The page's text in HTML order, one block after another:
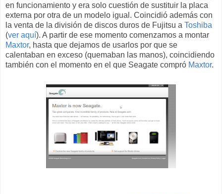
en funcionamiento y era solo cuestión de sustituir la placa
externa por otra de un modelo igual. Coincidió además con
la venta de la división de discos duros de Fujitsu a Toshiba
(ver aquí). A partir de ese momento comenzamos a montar
Maxtor, hasta que dejamos de usarlos por que se
calentaban en exceso (quemaban las manos), coincidiendo
también con el momento en el que Seagate compró Maxtor.